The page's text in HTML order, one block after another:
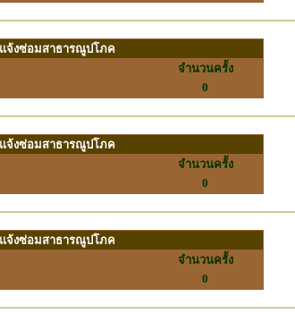
จ้งซ่อมสาธารณูปโภค
จำนวนครั้ง
0
จ้งซ่อมสาธารณูปโภค
จำนวนครั้ง
0
จ้งซ่อมสาธารณูปโภค
จำนวนครั้ง
0